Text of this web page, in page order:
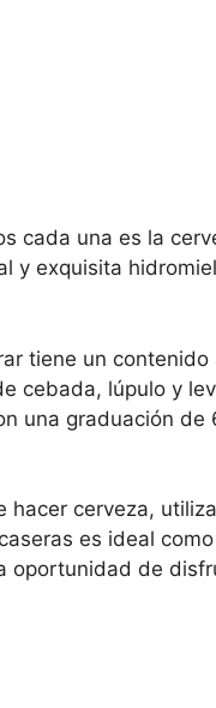
cada una es la
exquisita
tiene un
cebada, lúpulo y
una graduación
cerveza,
es ideal
oportunidad de